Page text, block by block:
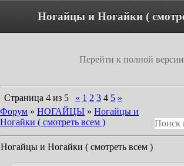
Перейти к полной версии
Страница 4 из 5 « 1 2 3 4 5 »
Форум » НОГАЙЦЫ » Ногайцы и
Ногайки ( смотреть всем )
Ногайцы и Ногайки ( смотреть всем )